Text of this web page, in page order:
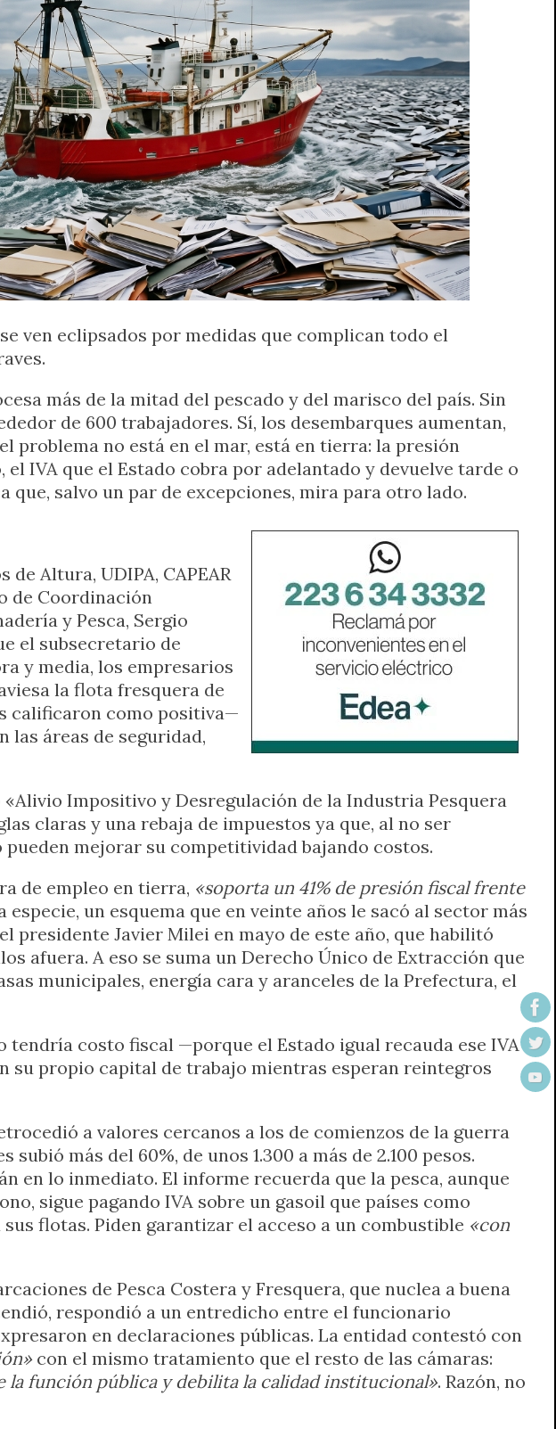
ven eclipsados por medidas que complican todo el
más de la mitad del pescado y del marisco del país. Sin
de 600 trabajadores. Sí, los desembarques aumentan,
no está en el mar, está en tierra: la presión
IVA que el Estado cobra por adelantado y devuelve tarde o
salvo un par de excepciones, mira para otro lado.
Altura, UDIPA, CAPEAR
de Coordinación
y Pesca, Sergio
el subsecretario de
y media, los empresarios
la flota fresquera de
calificaron como positiva—
las áreas de seguridad,
Impositivo y Desregulación de la Industria Pesquera
claras y una rebaja de impuestos ya que, al no ser
mejorar su competitividad bajando costos.
de empleo en tierra, «soporta un 41% de presión fiscal frente
un esquema que en veinte años le sacó al sector más
presidente Javier Milei en mayo de este año, que habilitó
afuera. A eso se suma un Derecho Único de Extracción que
municipales, energía cara y aranceles de la Prefectura, el
costo fiscal —porque el Estado igual recauda ese IVA
su propio capital de trabajo mientras esperan reintegros
a valores cercanos a los de comienzos de la guerra
más del 60%, de unos 1.300 a más de 2.100 pesos.
en lo inmediato. El informe recuerda que la pesca, aunque
sigue pagando IVA sobre un gasoil que países como
flotas. Piden garantizar el acceso a un combustible «con
de Pesca Costera y Fresquera, que nuclea a buena
respondió a un entredicho entre el funcionario
en declaraciones públicas. La entidad contestó con
con el mismo tratamiento que el resto de las cámaras:
función pública y debilita la calidad institucional». Razón, no